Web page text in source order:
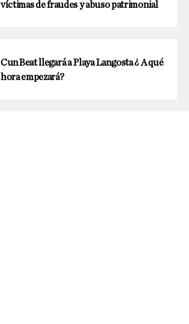
víctimas de fraudes y abuso patrimonial
CunBeat llegará a Playa Langosta ¿ A qué
hora empezará?